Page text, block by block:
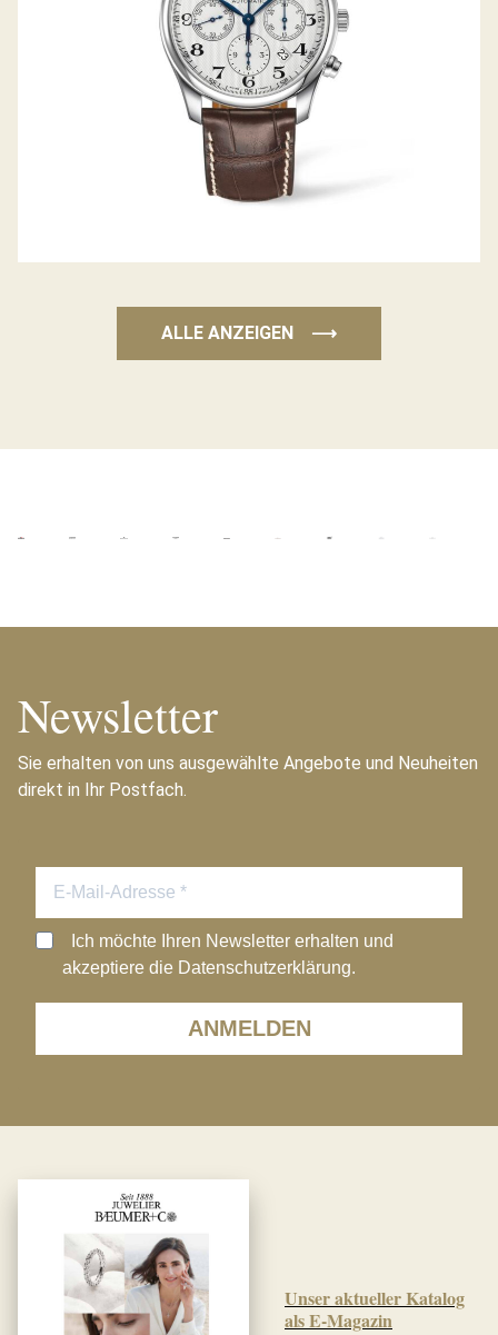
ALLE ANZEIGEN ⟶
Newsletter
Sie erhalten von uns ausgewählte Angebote und Neuheiten
direkt in Ihr Postfach.
ANMELDEN
Ich möchte Ihren Newsletter erhalten und
akzeptiere die Datenschutzerklärung.
Unser aktueller Katalog
als E-Magazin